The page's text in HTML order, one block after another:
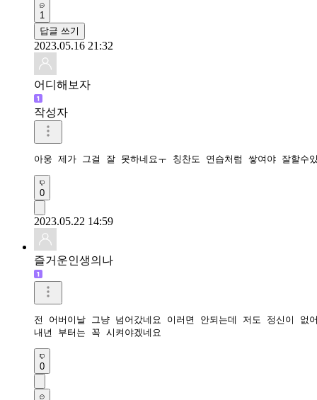
1
답글 쓰기
2023.05.16 21:32
어디해보자
작성자
아웅 제가 그걸 잘 못하네요ㅜ 칭찬도 연습처럼 쌓여야 잘할수
0
2023.05.22 14:59
즐거운인생의나
전 어버이날 그냥 넘어갔네요 이러면 안되는데 저도 정신이 없
내년 부터는 꼭 시켜야겠네요
0